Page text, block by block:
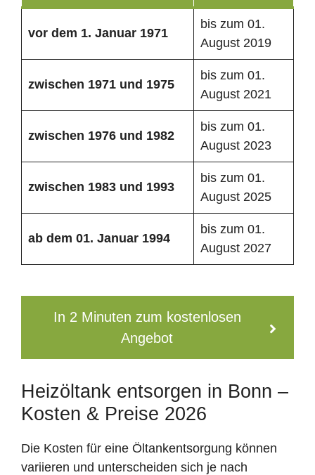
vor dem 1. Januar 1971
bis zum 01.
August 2019
zwischen 1971 und 1975
bis zum 01.
August 2021
zwischen 1976 und 1982
bis zum 01.
August 2023
zwischen 1983 und 1993
bis zum 01.
August 2025
ab dem 01. Januar 1994
bis zum 01.
August 2027
In 2 Minuten zum kostenlosen
Angebot
Heizöltank entsorgen in Bonn –
Kosten & Preise 2026
Die Kosten für eine Öltankentsorgung können
variieren und unterscheiden sich je nach